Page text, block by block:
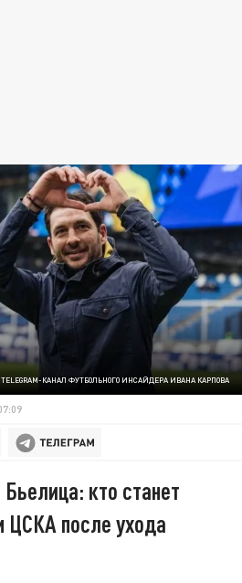
TELEGRAM-КАНАЛ ФУТБОЛЬНОГО ИНСАЙДЕРА ИВАНА КАРПОВА
кто станет
ЦСКА после ухода